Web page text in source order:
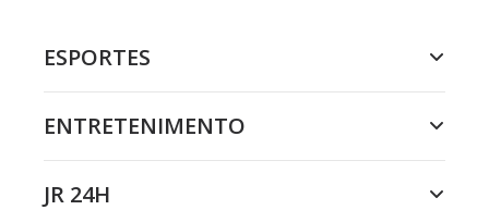
ESPORTES
ENTRETENIMENTO
JR 24H